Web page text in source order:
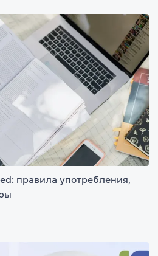
правила употребления,